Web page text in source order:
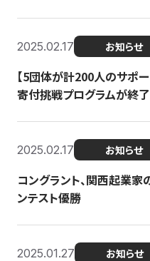
2025.02.17 お知らせ
【5団体が計200人のサポ
寄付挑戦プログラムが終
2025.02.17 お知らせ
コングラント、関西起業
ンテスト優勝
2025.01.27 お知らせ